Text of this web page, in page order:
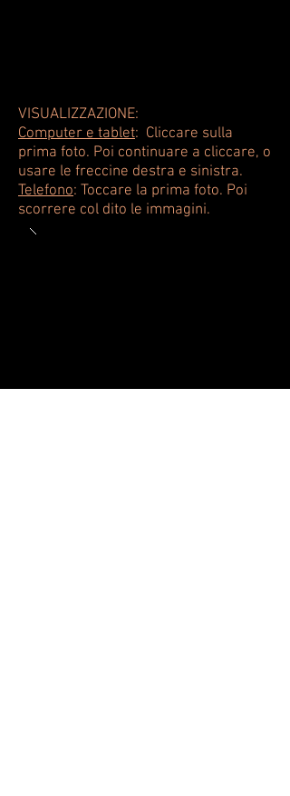
VISUALIZZAZIONE:
Computer e tablet: Cliccare sulla
prima foto. Poi continuare a cliccare, o
usare le freccine destra e sinistra.
Telefono: Toccare la prima foto. Poi
scorrere col dito le immagini.